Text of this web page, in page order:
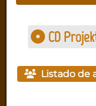
CD
Listado de